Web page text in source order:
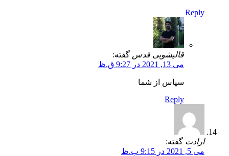
Reply
قالیشویی قدس گفته:
می 13, 2021 در 9:27 ق.ظ
سپاس از شما
Reply
ارادت گفته:
می 5, 2021 در 9:15 ب.ظ